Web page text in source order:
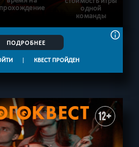
прохождение
одной
команды
ПОДРОБНЕЕ
| КВЕСТ ПРОЙДЕН
12+